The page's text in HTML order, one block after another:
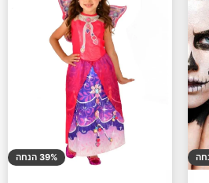
39% הנחה